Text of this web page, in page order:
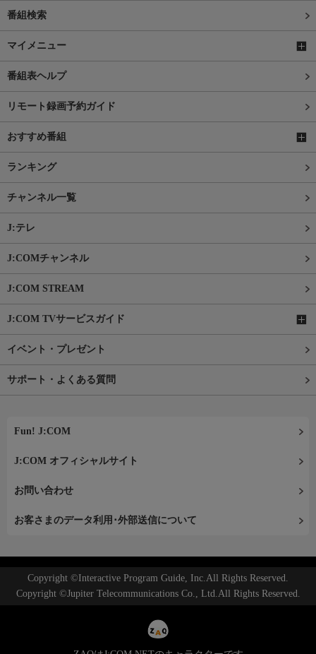
番組検索
マイメニュー
番組表ヘルプ
リモート録画予約ガイド
おすすめ番組
ランキング
チャンネル一覧
J:テレ
J:COMチャンネル
J:COM STREAM
J:COM TVサービスガイド
イベント・プレゼント
サポート・よくある質問
Fun! J:COM
J:COM オフィシャルサイト
お問い合わせ
お客さまのデータ利用･外部送信について
Copyright ©Interactive Program Guide, Inc.All Rights Reserved.
Copyright ©Jupiter Telecommunications Co., Ltd.All Rights Reserved.